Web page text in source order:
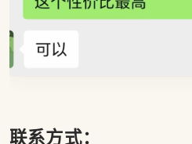
联系方式：